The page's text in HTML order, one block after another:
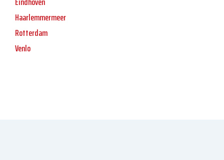
Haarlemmermeer
Rotterdam
Venlo